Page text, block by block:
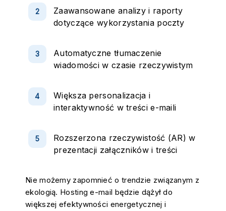
Zaawansowane analizy i raporty
dotyczące wykorzystania poczty
Automatyczne tłumaczenie
wiadomości w czasie rzeczywistym
Większa personalizacja i
interaktywność w treści e-maili
Rozszerzona rzeczywistość (AR) w
prezentacji załączników i treści
Nie możemy zapomnieć o trendzie związanym z
ekologią. Hosting e-mail będzie dążył do
większej efektywności energetycznej i